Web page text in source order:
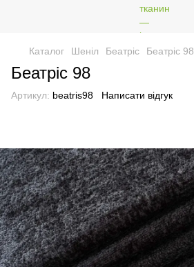
Каталог Шеніл Беатріс Беатріс 98
Беатріс 98
Артикул: beatris98 Написати відгук